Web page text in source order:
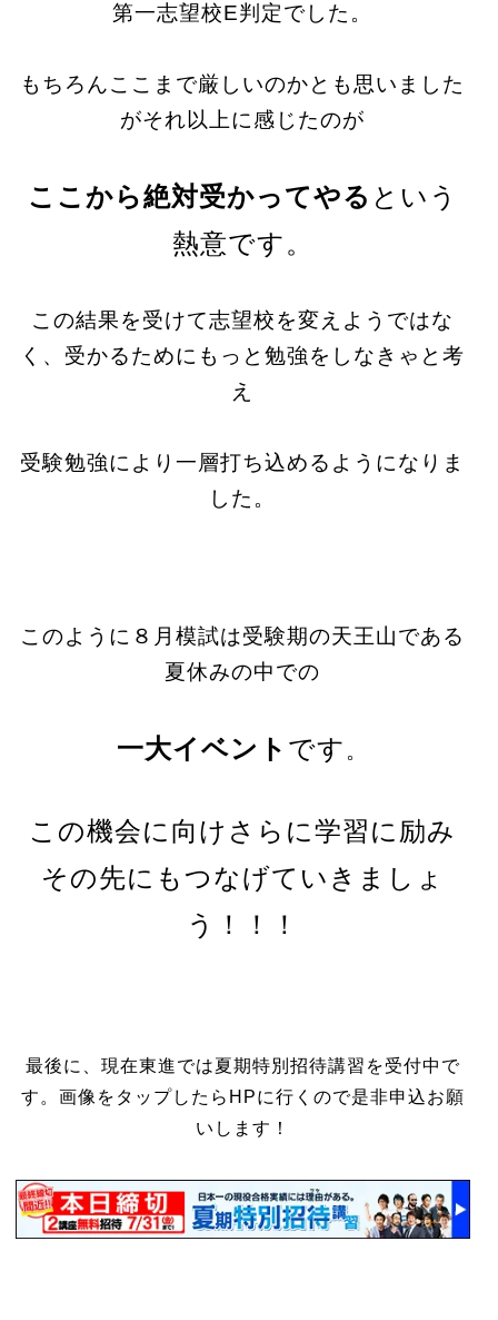
第一志望校E判定でした。
もちろんここまで厳しいのかとも思いました
がそれ以上に感じたのが
ここから絶対受かってやる という
熱意です。
この結果を受けて志望校を変えようではな
く、受かるためにもっと勉強をしなきゃと考
え
受験勉強により一層打ち込めるようになりま
した。
このように８月模試は受験期の天王山である
夏休みの中での
一大イベント です 。
この機会に向けさらに学習に励み
その先にもつなげていきましょ
う！！！
最後に、現在東進では夏期特別招待講習を受付中で
す。画像をタップしたらHPに行くので是非申込お願
いします！